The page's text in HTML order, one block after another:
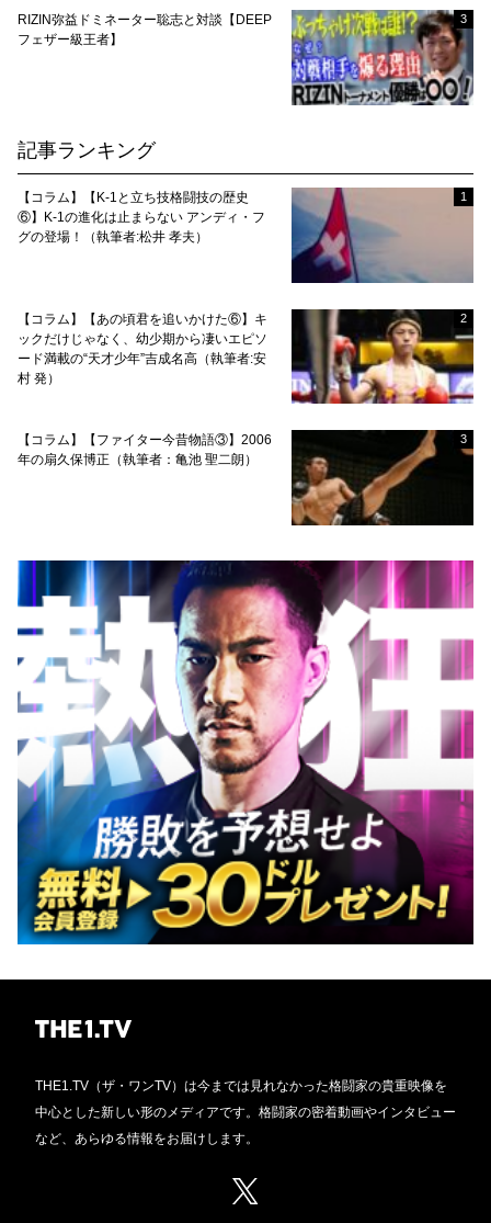
RIZIN弥益ドミネーター聡志と対談【DEEP
フェザー級王者】
3
記事ランキング
【コラム】【K-1と立ち技格闘技の歴史
⑥】K-1の進化は止まらない アンディ・フ
グの登場！（執筆者:松井 孝夫）
1
【コラム】【あの頃君を追いかけた⑥】キ
ックだけじゃなく、幼少期から凄いエピソ
ード満載の“天才少年”吉成名高（執筆者:安
村 発）
2
【コラム】【ファイター今昔物語③】2006
年の扇久保博正（執筆者：亀池 聖二朗）
3
THE1.TV（ザ・ワンTV）は今までは見れなかった格闘家の貴重映像を
中心とした新しい形のメディアです。格闘家の密着動画やインタビュー
など、あらゆる情報をお届けします。